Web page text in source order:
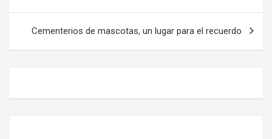
entradas
Cementerios de mascotas, un lugar para el recuerdo